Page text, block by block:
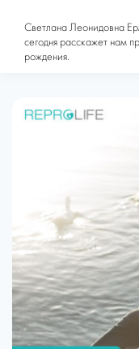
Светлана Леонидовна
сегодня расскажет нам
рождения.